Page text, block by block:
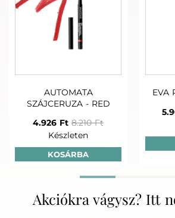
AUTOMATA
SZÁJCERUZA - RED
4.926 Ft 8.210 Ft
Készleten
KOSÁRBA
EVA
Akciókra vágysz? Itt